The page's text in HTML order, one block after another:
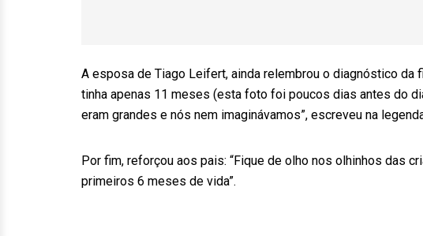
A esposa de Tiago Leifert, ainda relembrou o diagnóstico da
tinha apenas 11 meses (esta foto foi poucos dias antes do
eram grandes e nós nem imaginávamos”, escreveu na
Por fim, reforçou aos pais: “Fique de olho nos olhinhos das
primeiros 6 meses de vida”.